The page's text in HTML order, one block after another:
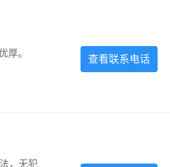
厚。 查看联系电话
，无犯